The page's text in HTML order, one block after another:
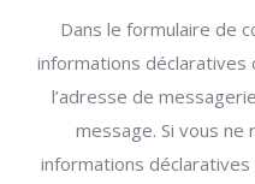
Dans le formulaire de
informations déclaratives
l’adresse de
message. Si vous
informations